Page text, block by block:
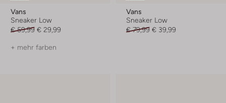
Vans
Sneaker Low
€ 59,99 € 29,99
+ mehr farben
Vans
Sneaker Low
€ 79,99 € 39,99